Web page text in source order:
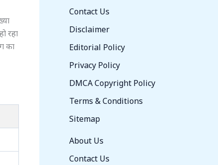
रहा
का
Contact Us
Disclaimer
Editorial Policy
Privacy Policy
DMCA Copyright Policy
Terms & Conditions
Sitemap
About Us
Contact Us